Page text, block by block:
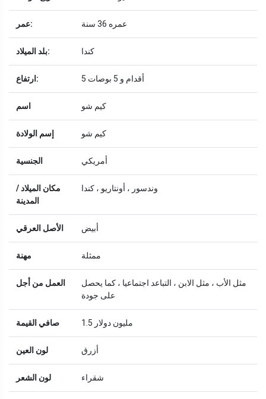
عمر: عمره 36 سنة
بلد الميلاد: كندا
ارتفاع: 5 أقدام و 5 بوصات
اسم كيم شو
إسم الولادة كيم شو
الجنسية أمريكي
مكان الميلاد /
المدينة
وندسور ، أونتاريو ، كندا
الأصل العرقي أبيض
مهنة ممثلة
العمل من أجل
مثل الأب ، مثل الابن ، التباعد اجتماعيا ، كما يحصل
على جودة
صافي القيمة 1.5 مليون دولار
لون العين أزرق
لون الشعر شقراء